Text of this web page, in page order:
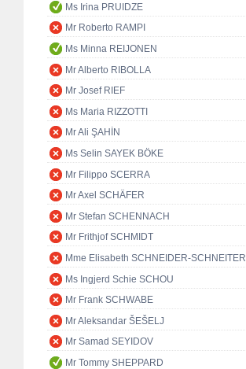
Ms Irina PRUIDZE
Mr Roberto RAMPI
Ms Minna REIJONEN
Mr Alberto RIBOLLA
Mr Josef RIEF
Ms Maria RIZZOTTI
Mr Ali ŞAHİN
Ms Selin SAYEK BÖKE
Mr Filippo SCERRA
Mr Axel SCHÄFER
Mr Stefan SCHENNACH
Mr Frithjof SCHMIDT
Mme Elisabeth SCHNEIDER-SCHNEITER
Ms Ingjerd Schie SCHOU
Mr Frank SCHWABE
Mr Aleksandar ŠEŠELJ
Mr Samad SEYIDOV
Mr Tommy SHEPPARD